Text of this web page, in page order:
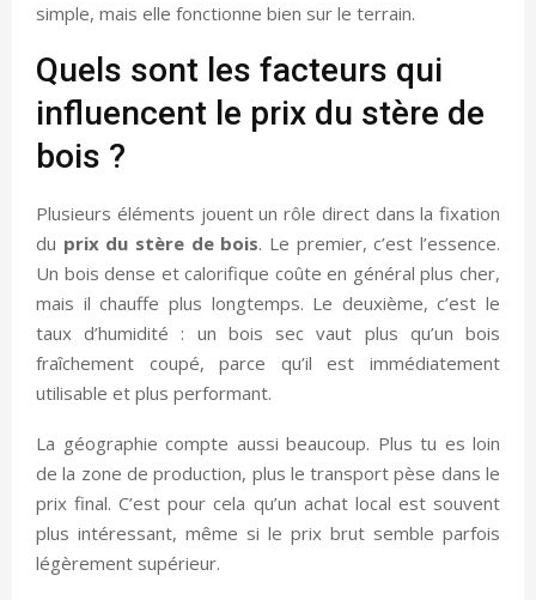
simple, mais elle fonctionne bien sur le terrain.
Quels sont les facteurs qui
influencent le prix du stère de
bois ?
Plusieurs éléments jouent un rôle direct dans la fixation
du prix du stère de bois. Le premier, c’est l’essence.
Un bois dense et calorifique coûte en général plus cher,
mais il chauffe plus longtemps. Le deuxième, c’est le
taux d’humidité : un bois sec vaut plus qu’un bois
fraîchement coupé, parce qu’il est immédiatement
utilisable et plus performant.
La géographie compte aussi beaucoup. Plus tu es loin
de la zone de production, plus le transport pèse dans le
prix final. C’est pour cela qu’un achat local est souvent
plus intéressant, même si le prix brut semble parfois
légèrement supérieur.